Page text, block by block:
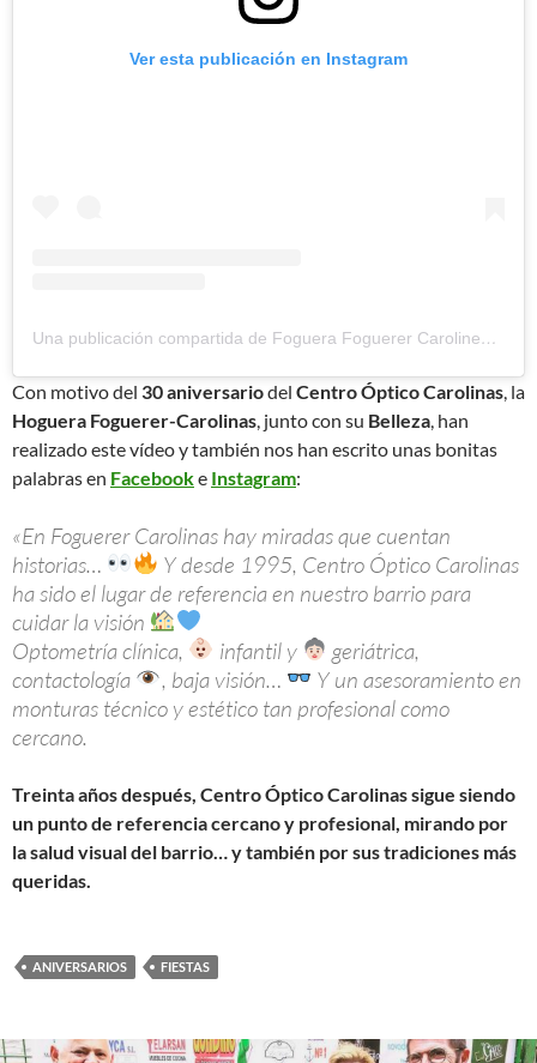
Ver esta publicación en Instagram
Una publicación compartida de Foguera Foguerer Carolines (@foguerer_carolines)
Con motivo del 30 aniversariodel Centro Óptico Carolinas , la
Hoguera Foguerer-Carolinas , junto con su Belleza , han
realizado este vídeo y también nos han escrito unas bonitas
palabras en Facebooke Instagram:
«En Foguerer Carolinas hay miradas que cuentan
historias…
Y desde 1995, Centro Óptico Carolinas
ha sido el lugar de referencia en nuestro barrio para
cuidar la visión
Optometría clínica,
infantil y
geriátrica,
contactología
, baja visión…
Y un asesoramiento en
monturas técnico y estético tan profesional como
cercano.
Treinta años después, Centro Óptico Carolinas sigue siendo
un punto de referencia cercano y profesional, mirando por
la salud visual del barrio… y también por sus tradiciones más
queridas.
ANIVERSARIOS FIESTAS